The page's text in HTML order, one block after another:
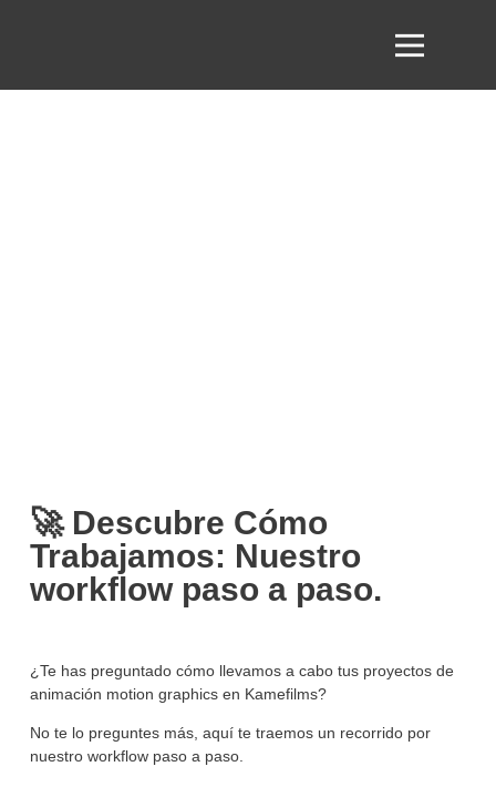
🚀 Descubre Cómo
Trabajamos: Nuestro
workflow paso a paso.
¿Te has preguntado cómo llevamos a cabo tus proyectos de
animación motion graphics en Kamefilms?
No te lo preguntes más, aquí te traemos un recorrido por
nuestro workflow paso a paso.